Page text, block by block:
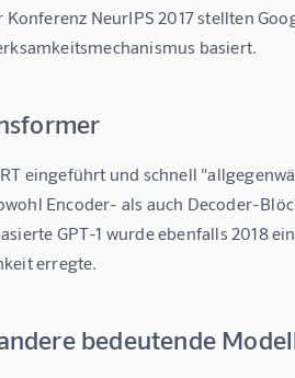
Konferenz NeurIPS 2017 stellten
basiert.
eingeführt und schnell
Encoder- als auch Decoder-
GPT-1 wurde ebenfalls 2018
erregte.
bedeutende